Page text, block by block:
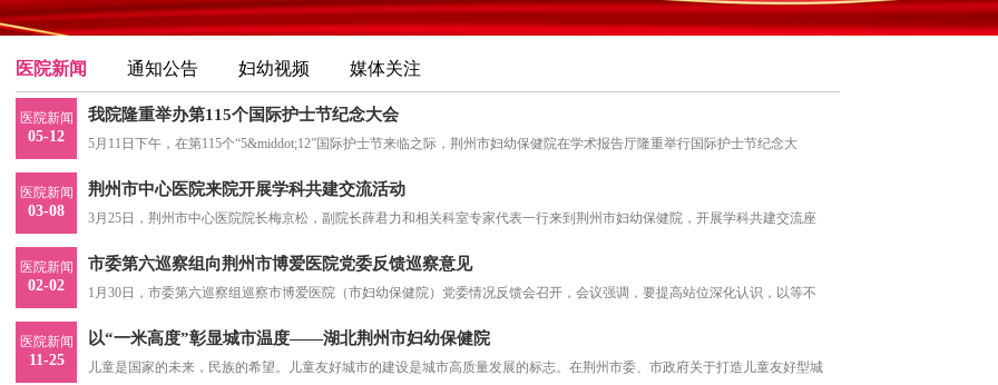
医院新闻 通知公告 妇幼视频 媒体关注
医院新闻
05-12
我院隆重举办第115个国际护士节纪念大会
5月11日下午，在第115个“5&middot;12”国际护士节来临之际，荆州市妇幼保健院在学术报告厅隆重举行国际护士节纪念大
医院新闻
03-08
荆州市中心医院来院开展学科共建交流活动
3月25日，荆州市中心医院院长梅京松，副院长薛君力和相关科室专家代表一行来到荆州市妇幼保健院，开展学科共建交流座
医院新闻
02-02
市委第六巡察组向荆州市博爱医院党委反馈巡察意见
1月30日，市委第六巡察组巡察市博爱医院（市妇幼保健院）党委情况反馈会召开，会议强调，要提高站位深化认识，以等不
医院新闻
11-25
以“一米高度”彰显城市温度——湖北荆州市妇幼保健院
儿童是国家的未来，民族的希望。儿童友好城市的建设是城市高质量发展的标志。在荆州市委、市政府关于打造儿童友好型城